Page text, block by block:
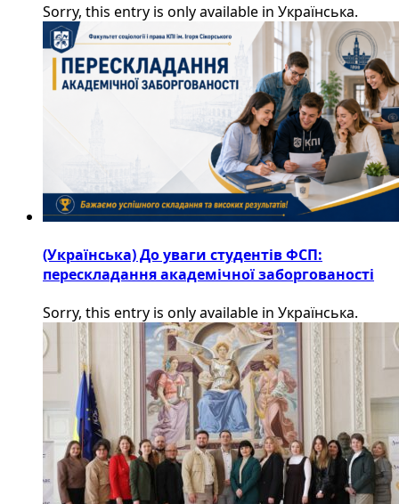
Sorry, this entry is only available in Українська.
(Українська) До уваги студентів ФСП:
перескладання академічної заборгованості
Sorry, this entry is only available in Українська.